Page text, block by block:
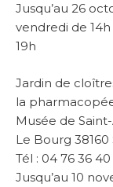
Jusqu’au 26
vendredi de
19h
Jardin de
la
Musée de
Le Bourg
Tél : 04 76 36
Jusqu’au 10